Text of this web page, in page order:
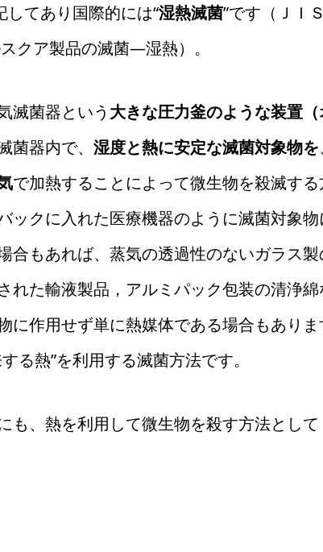
てあり国際的には“湿熱滅菌”です（ＪＩ
クア製品の滅菌―湿熱）。
滅菌器という 大きな圧力釜のような装置（
菌器内で、 湿度と熱に安定な滅菌対象物を
で加熱することによって微生物を殺滅す
ックに入れた医療機器のように滅菌対象
合もあれば、蒸気の透過性のないガラス
れた輸液製品，アルミパック包装の清浄
に作用せず単に熱媒体である場合もあり
る熱”を利用する滅菌方法です。
も、熱を利用して微生物を殺す方法として